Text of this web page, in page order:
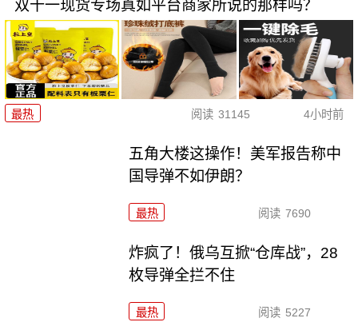
双十一现货专场真如平台商家所说的那样吗？
最热 阅读 31145 4小时前
五角大楼这操作！美军报告称中
国导弹不如伊朗？
最热 阅读 7690
炸疯了！俄乌互掀“仓库战”，28
枚导弹全拦不住
最热 阅读 5227